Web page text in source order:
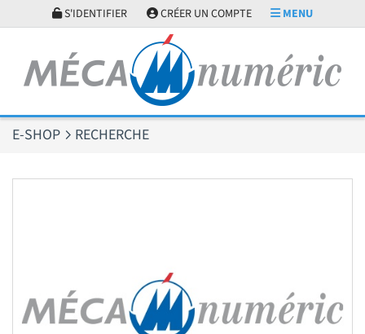
S'IDENTIFIER CRÉER UN COMPTE MENU
E-SHOP RECHERCHE
Panneau de gestion des cookies